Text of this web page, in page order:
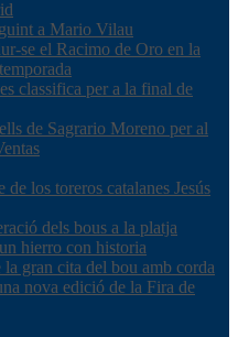
a Mario Vilau
se el Racimo de Oro en la
classifica per a la final de
de Sagrario Moreno per al
de los toreros catalanes Jesús
dels bous a la platja
hierro con historia
gran cita del bou amb corda
nova edició de la Fira de